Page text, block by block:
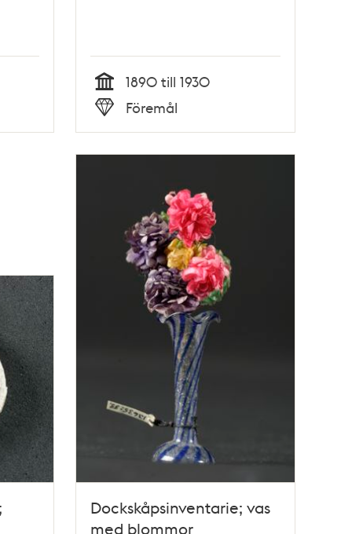
Tid
1890 till 1930
Föremål
Dockskåpsinventarie; vas
med blommor